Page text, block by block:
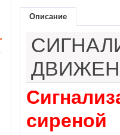
Описание
сиреной